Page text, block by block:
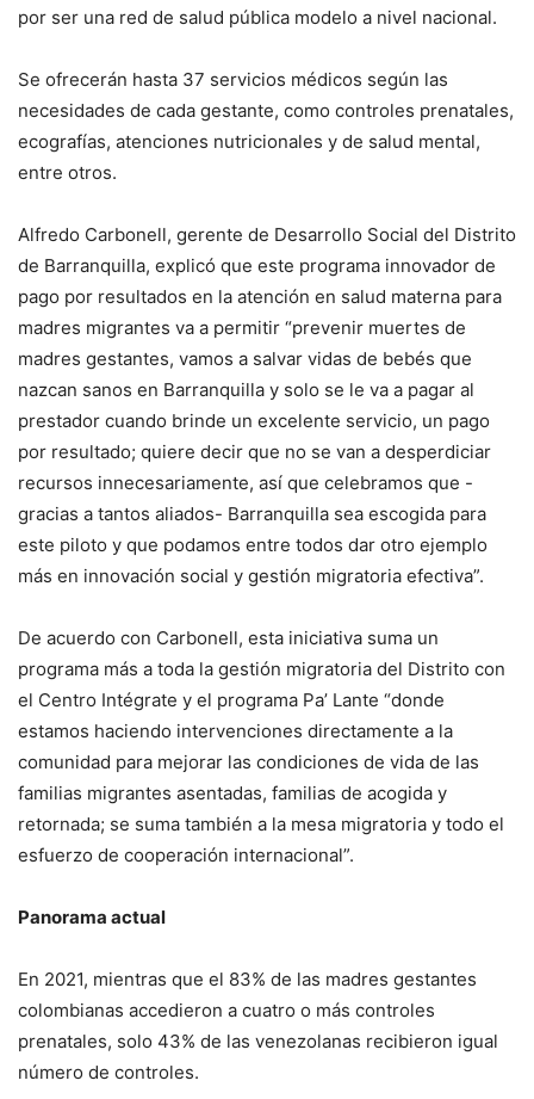
por ser una red de salud pública modelo a nivel nacional.
Se ofrecerán hasta 37 servicios médicos según las
necesidades de cada gestante, como controles prenatales,
ecografías, atenciones nutricionales y de salud mental,
entre otros.
Alfredo Carbonell, gerente de Desarrollo Social del Distrito
de Barranquilla, explicó que este programa innovador de
pago por resultados en la atención en salud materna para
madres migrantes va a permitir “prevenir muertes de
madres gestantes, vamos a salvar vidas de bebés que
nazcan sanos en Barranquilla y solo se le va a pagar al
prestador cuando brinde un excelente servicio, un pago
por resultado; quiere decir que no se van a desperdiciar
recursos innecesariamente, así que celebramos que -
gracias a tantos aliados- Barranquilla sea escogida para
este piloto y que podamos entre todos dar otro ejemplo
más en innovación social y gestión migratoria efectiva”.
De acuerdo con Carbonell, esta iniciativa suma un
programa más a toda la gestión migratoria del Distrito con
el Centro Intégrate y el programa Pa’ Lante “donde
estamos haciendo intervenciones directamente a la
comunidad para mejorar las condiciones de vida de las
familias migrantes asentadas, familias de acogida y
retornada; se suma también a la mesa migratoria y todo el
esfuerzo de cooperación internacional”.
Panorama actual
En 2021, mientras que el 83% de las madres gestantes
colombianas accedieron a cuatro o más controles
prenatales, solo 43% de las venezolanas recibieron igual
número de controles.